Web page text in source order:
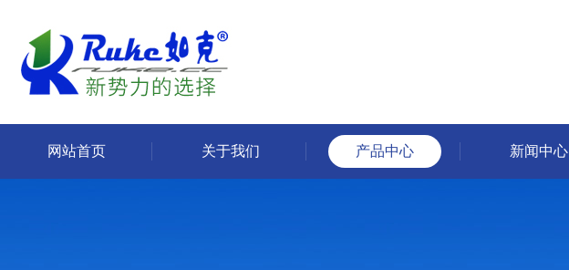
网站首页 关于我们 产品中心 新闻中心